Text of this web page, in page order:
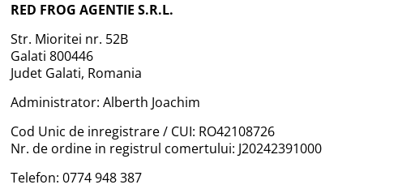
RED FROG AGENTIE S.R.L.
Str. Mioritei nr. 52B
Galati 800446
Judet Galati, Romania
Administrator: Alberth Joachim
Cod Unic de inregistrare / CUI: RO42108726
Nr. de ordine in registrul comertului: J20242391000
Telefon: 0774 948 387